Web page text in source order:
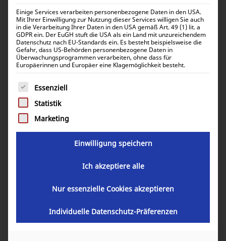
Victron Energy BlueSolar MPPT 100/20 SCC110020170R
Victron Energy BlueSolar MPPT 100/15
SCC010015200R
Victron Energy BlueSolar MPPT 100/15 SCC010015200R
Victron Energy BlueSolar MPPT 75/15
SCC010015050R
Victron Energy BlueSolar MPPT 75/15 SCC010015050R
Victron Energy BlueSolar MPPT 75/10
Victron Energy BlueSolar PWM-Pro zu
Einige Services verarbeiten personenbezogene Daten in den USA.
Mit Ihrer Einwilligung zur Nutzung dieser Services willigen Sie auch
in die Verarbeitung Ihrer Daten in den USA gemäß Art. 49 (1) lit. a
GDPR ein. Der EuGH stuft die USA als ein Land mit unzureichendem
Datenschutz nach EU-Standards ein. Es besteht beispielsweise die
Gefahr, dass US-Behörden personenbezogene Daten in
Überwachungsprogrammen verarbeiten, ohne dass für
Europäerinnen und Europäer eine Klagemöglichkeit besteht.
Es folgt eine Liste der Service-Gruppen, für die eine
Essenziell
Statistik
Marketing
Einwilligung speichern
Ich akzeptiere alle
Nur essenzielle Cookies akzeptieren
Individuelle Datenschutz-Präferenzen